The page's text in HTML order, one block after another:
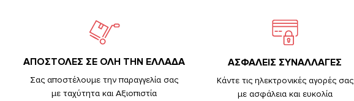
ΑΠΟΣΤΟΛΕΣ ΣΕ ΟΛΗ ΤΗΝ ΕΛΛΑΔΑ
Σας αποστέλουμε την παραγγελία σας
με ταχύτητα και Αξιοπιστία
ΑΣΦΑΛΕΙΣ ΣΥΝΑΛΛΑΓΕΣ
Κάντε τις ηλεκτρονικές αγορές σας
με ασφάλεια και ευκολία